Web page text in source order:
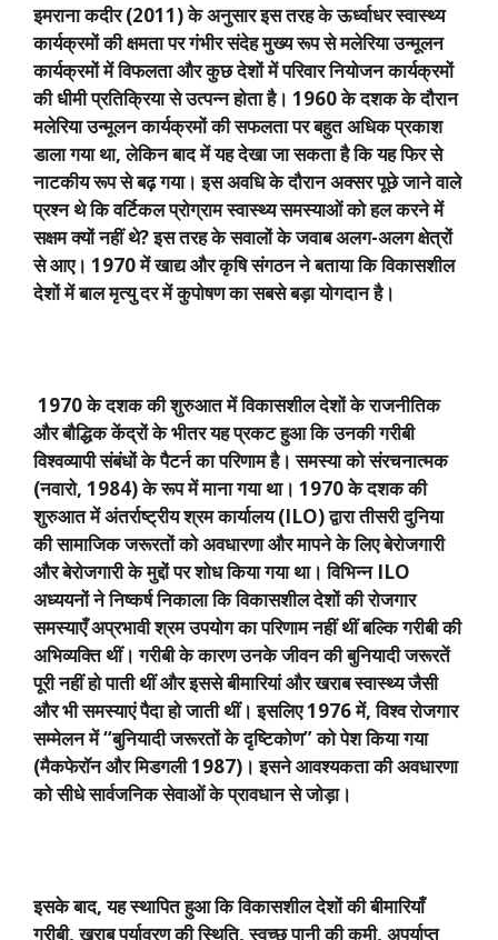
इमराना कदीर (2011)के अनुसार इस तरह के ऊर्ध्वाधर स्वास्थ्य
कार्यक्रमों की क्षमता पर गंभीर संदेह मुख्य रूप से मलेरिया उन्मूलन
कार्यक्रमों में विफलता और कुछ देशों में परिवार नियोजन कार्यक्रमों
की धीमी प्रतिक्रिया से उत्पन्न होता है। 1960के दशक के दौरान
मलेरिया उन्मूलन कार्यक्रमों की सफलता पर बहुत अधिक प्रकाश
डाला गया था,लेकिन बाद में यह देखा जा सकता है कि यह फिर से
नाटकीय रूप से बढ़ गया। इस अवधि के दौरान अक्सर पूछे जाने वाले
प्रश्न थे कि वर्टिकल प्रोग्राम स्वास्थ्य समस्याओं को हल करने में
सक्षम क्यों नहीं थे?इस तरह के सवालों के जवाब अलग-अलग क्षेत्रों
से आए। 1970में खाद्य और कृषि संगठन ने बताया कि विकासशील
देशों में बाल मृत्यु दर में कुपोषण का सबसे बड़ा योगदान है।
1970के दशक की शुरुआत में विकासशील देशों के राजनीतिक
और बौद्धिक केंद्रों के भीतर यह प्रकट हुआ कि उनकी गरीबी
विश्वव्यापी संबंधों के पैटर्न का परिणाम है। समस्या को संरचनात्मक
(नवारो, 1984)के रूप में माना गया था। 1970के दशक की
शुरुआत में अंतर्राष्ट्रीय श्रम कार्यालय (ILO)द्वारा तीसरी दुनिया
की सामाजिक जरूरतों को अवधारणा और मापने के लिए बेरोजगारी
और बेरोजगारी के मुद्दों पर शोध किया गया था। विभिन्न ILO
अध्ययनों ने निष्कर्ष निकाला कि विकासशील देशों की रोजगार
समस्याएँ अप्रभावी श्रम उपयोग का परिणाम नहीं थीं बल्कि गरीबी की
अभिव्यक्ति थीं। गरीबी के कारण उनके जीवन की बुनियादी जरूरतें
पूरी नहीं हो पाती थीं और इससे बीमारियां और खराब स्वास्थ्य जैसी
और भी समस्याएं पैदा हो जाती थीं। इसलिए1976में,विश्व रोजगार
सम्मेलन में “बुनियादी जरूरतों के दृष्टिकोण” को पेश किया गया
(मैकफेरॉन और मिडगली1987) । इसने आवश्यकता की अवधारणा
को सीधे सार्वजनिक सेवाओं के प्रावधान से जोड़ा।
इसके बाद,यह स्थापित हुआ कि विकासशील देशों की बीमारियाँ
गरीबी,खराब पर्यावरण की स्थिति,स्वच्छ पानी की कमी, अपर्याप्त